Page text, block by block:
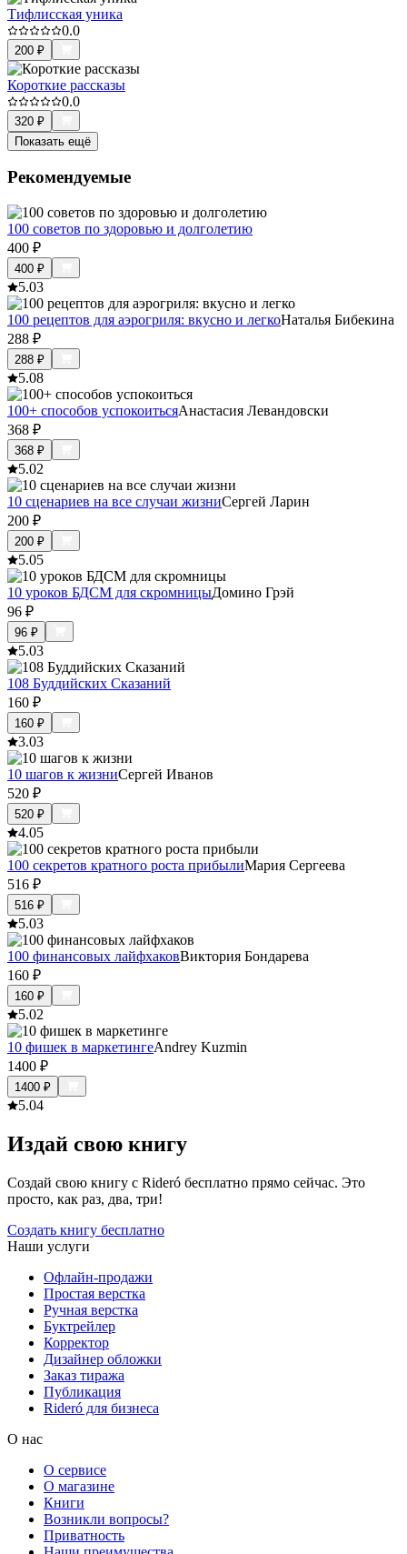
Тифлисская уника
0.0
200 ₽
Короткие рассказы
0.0
320 ₽
Показать ещё
Рекомендуемые
100 советов по здоровью и долголетию
400 ₽
400 ₽
5.03
100 рецептов для аэрогриля: вкусно и легкоНаталья Бибекина
288 ₽
288 ₽
5.08
100+ способов успокоитьсяАнастасия Левандовски
368 ₽
368 ₽
5.02
10 сценариев на все случаи жизниСергей Ларин
200 ₽
200 ₽
5.05
10 уроков БДСМ для скромницыДомино Грэй
96 ₽
96 ₽
5.03
108 Буддийских Сказаний
160 ₽
160 ₽
3.03
10 шагов к жизниСергей Иванов
520 ₽
520 ₽
4.05
100 секретов кратного роста прибылиМария Сергеева
516 ₽
516 ₽
5.03
100 финансовых лайфхаковВиктория Бондарева
160 ₽
160 ₽
5.02
10 фишек в маркетингеAndrey Kuzmin
1400 ₽
1400 ₽
5.04
Издай свою книгу
Создай свою книгу с Rideró бесплатно прямо сейчас. Это
просто, как раз, два, три!
Создать книгу бесплатно
Наши услуги
Офлайн-продажи
Простая верстка
Ручная верстка
Буктрейлер
Корректор
Дизайнер обложки
Заказ тиража
Публикация
Rideró для бизнеса
О нас
О сервисе
О магазине
Книги
Возникли вопросы?
Приватность